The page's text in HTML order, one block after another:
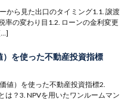
から見た出口のタイミング1.1. 譲渡
率の変わり目1.2. ローンの金利変更
を使った不動産投資指標
値）を使った不動産投資指標2.
は？3. NPVを用いたワンルームマン